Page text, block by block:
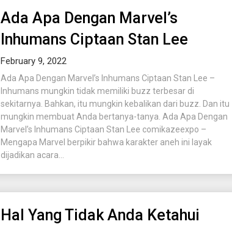
Ada Apa Dengan Marvel’s
Inhumans Ciptaan Stan Lee
February 9, 2022
Ada Apa Dengan Marvel’s Inhumans Ciptaan Stan Lee –
Inhumans mungkin tidak memiliki buzz terbesar di
sekitarnya. Bahkan, itu mungkin kebalikan dari buzz. Dan itu
mungkin membuat Anda bertanya-tanya. Ada Apa Dengan
Marvel’s Inhumans Ciptaan Stan Lee comikazeexpo –
Mengapa Marvel berpikir bahwa karakter aneh ini layak
dijadikan acara...
Hal Yang Tidak Anda Ketahui